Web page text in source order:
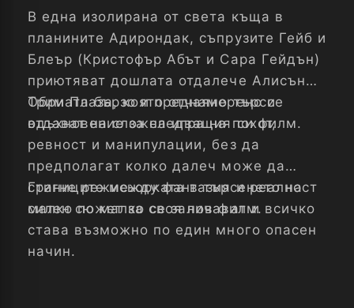
В една изолирана от света къща в
планините Адирондак, съпрузите Гейб и
Блеър (Кристофър Абът и Сара Гейдън)
приютяват дошлата отдалече Алисън
Обри Плаза, която отчаяно търси
вдъхновение за следващия си филм.
Тримата бързо и преднамерено се
отдават на сложна игра на похот,
ревност и манипулации, без да
предполагат колко далеч може да
стигне режисьорката в търсенето на
силен сюжет за своя нов филм.
Границите между фантазия и реалност
малко по малко се заличават и всичко
става възможно по един много опасен
начин.